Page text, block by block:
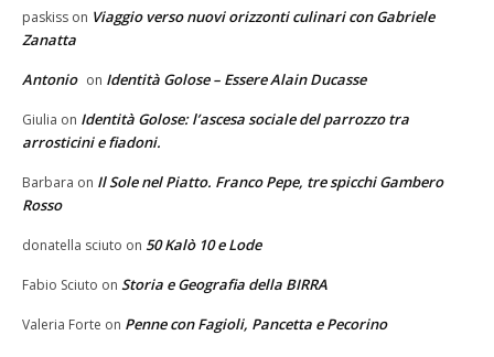
paskiss on Viaggio verso nuovi orizzonti culinari con Gabriele
Zanatta
Antonio on Identità Golose – Essere Alain Ducasse
Giulia on Identità Golose: l’ascesa sociale del parrozzo tra
arrosticini e fiadoni.
Barbara on Il Sole nel Piatto. Franco Pepe, tre spicchi Gambero
Rosso
donatella sciuto on 50 Kalò 10 e Lode
Fabio Sciuto on Storia e Geografia della BIRRA
Valeria Forte on Penne con Fagioli, Pancetta e Pecorino